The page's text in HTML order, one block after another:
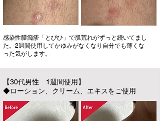
感染性膿痂疹「とびひ」で肌荒れがずっと続いてまし
た。2週間使用してかゆみがなくなり自分でも薄くな
った気がします。
【30代男性 1週間使用】
◆ローション、クリーム、エキスをご使用